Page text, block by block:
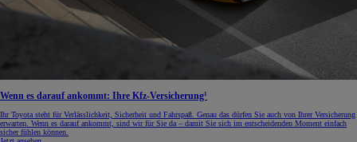
Wenn es darauf ankommt: Ihre Kfz-Versicherung¹
Ihr Toyota steht für Verlässlichkeit, Sicherheit und Fahrspaß. Genau das dürfen Sie auch von Ihrer Versicherung
erwarten. Wenn es darauf ankommt, sind wir für Sie da – damit Sie sich im entscheidenden Moment einfach
sicher fühlen können.